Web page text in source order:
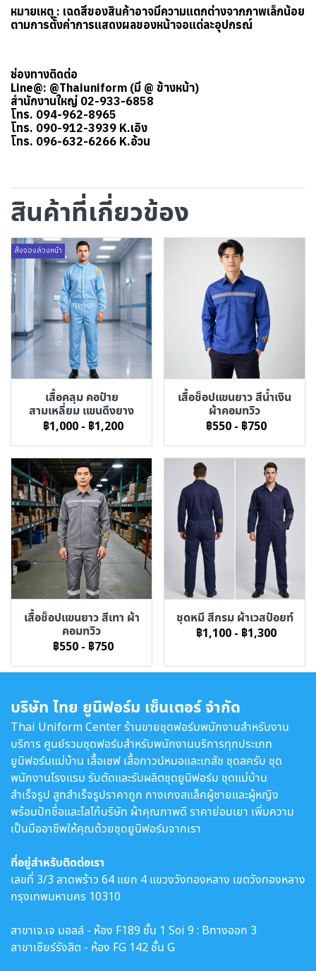
หมายเหตุ : เฉดสีของสินค้าอาจมีความแตกต่างจากภาพเล็กน้อย
ตามการตั้งค่าการแสดงผลของหน้าจอแต่ละอุปกรณ์
ช่องทางติดต่อ
Line@: @Thaiuniform (มี @ ข้างหน้า)
สำนักงานใหญ่ 02-933-6858
โทร. 094-962-8965
โทร. 090-912-3939 K.เอิง
โทร. 096-632-6266 K.อ้วน
สินค้าที่เกี่ยวข้อง
สั่งจองล่วงหน้า
เสื้อคลุม คอป้าย
สามเหลี่ยม แขนดึงยาง
฿1,000 - ฿1,200
เสื้อช็อปแขนยาว สีน้ำเงิน
ผ้าคอมทวิว
฿550 - ฿750
เสื้อช็อปแขนยาว สีเทา ผ้า
คอมทวิว
฿550 - ฿750
ชุดหมี สีกรม ผ้าเวสป้อยท์
฿1,100 - ฿1,300
บริษัท ไทย ยูนิฟอร์ม เซ็นเตอร์ จำกัด
Thai Uniform Center ร้านขายชุดฟอร์มพนักงานสำหรับงาน
บริการ ศูนย์รวมชุดฟอร์มสำหรับพนักงานบริการทุกประเภท
ยูนิฟอร์มแม่บ้าน เสื้อเชฟ เสื้อกาวน์หมอและเภสัช ชุดสครับ ชุด
พนักงานโรงแรม รับตัดและรับผลิตชุดยูนิฟอร์ม ชุดแม่บ้าน
สำเร็จรูป สูทสำเร็จรูปราคาถูก กางเกงสแล็คผู้ชายและผู้หญิง
พร้อมปักชื่อและโลโก้บริษัท ผ้าคุณภาพดี ราคาย่อมเยา เพิ่มความ
เป็นมืออาชีพให้คุณด้วยชุดยูนิฟอร์มจากเรา
ที่อยู่สำหรับติดต่อเรา
เลขที่ 3/3 ลาดพร้าว 64 แยก 4 แขวงวังทองหลาง เขตวังทองหลาง
กรุงเทพมหานคร 10310
สาขาเจ.เจ มอลล์ - ห้อง F189 ชั้น 1 Soi 9 : Bทางออก 3
สาขาเซียร์รังสิต - ห้อง FG 142 ชั้น G